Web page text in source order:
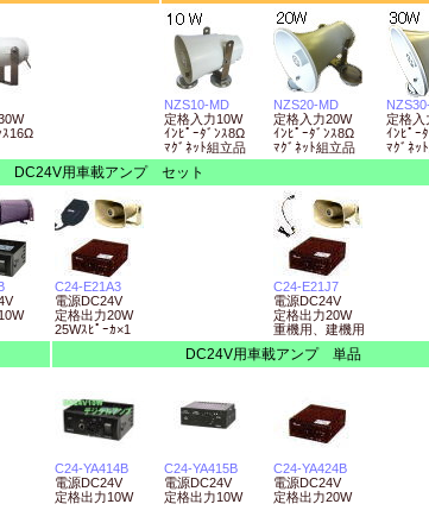
ｽ16Ω
NZS10-MD
定格入力10W
ｲﾝﾋﾟｰﾀﾞﾝｽ8Ω
ﾏｸﾞﾈｯﾄ組立品
NZS20-MD
定格入力20W
ｲﾝﾋﾟｰﾀﾞﾝｽ8Ω
ﾏｸﾞﾈｯﾄ組立品
定格入
ｲﾝﾋﾟｰ
ﾏｸﾞﾈｯ
DC24V用車載アンプ セット
C24-E21A3
電源DC24V
定格出力20W
25Wｽﾋﾟｰｶ×1
C24-E21J7
電源DC24V
定格出力20W
重機用、建機用
DC24V用車載アンプ 単品
C24-YA414B
電源DC24V
定格出力10W
C24-YA415B
電源DC24V
定格出力10W
C24-YA424B
電源DC24V
定格出力20W